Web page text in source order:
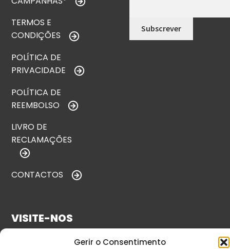
Gerir o Consentimento
TERMOS E
CONDIÇÕES
POLÍTICA DE
PRIVACIDADE
POLÍTICA DE
REEMBOLSO
LIVRO DE
RECLAMAÇÕES
CONTACTOS
VISITE-NOS